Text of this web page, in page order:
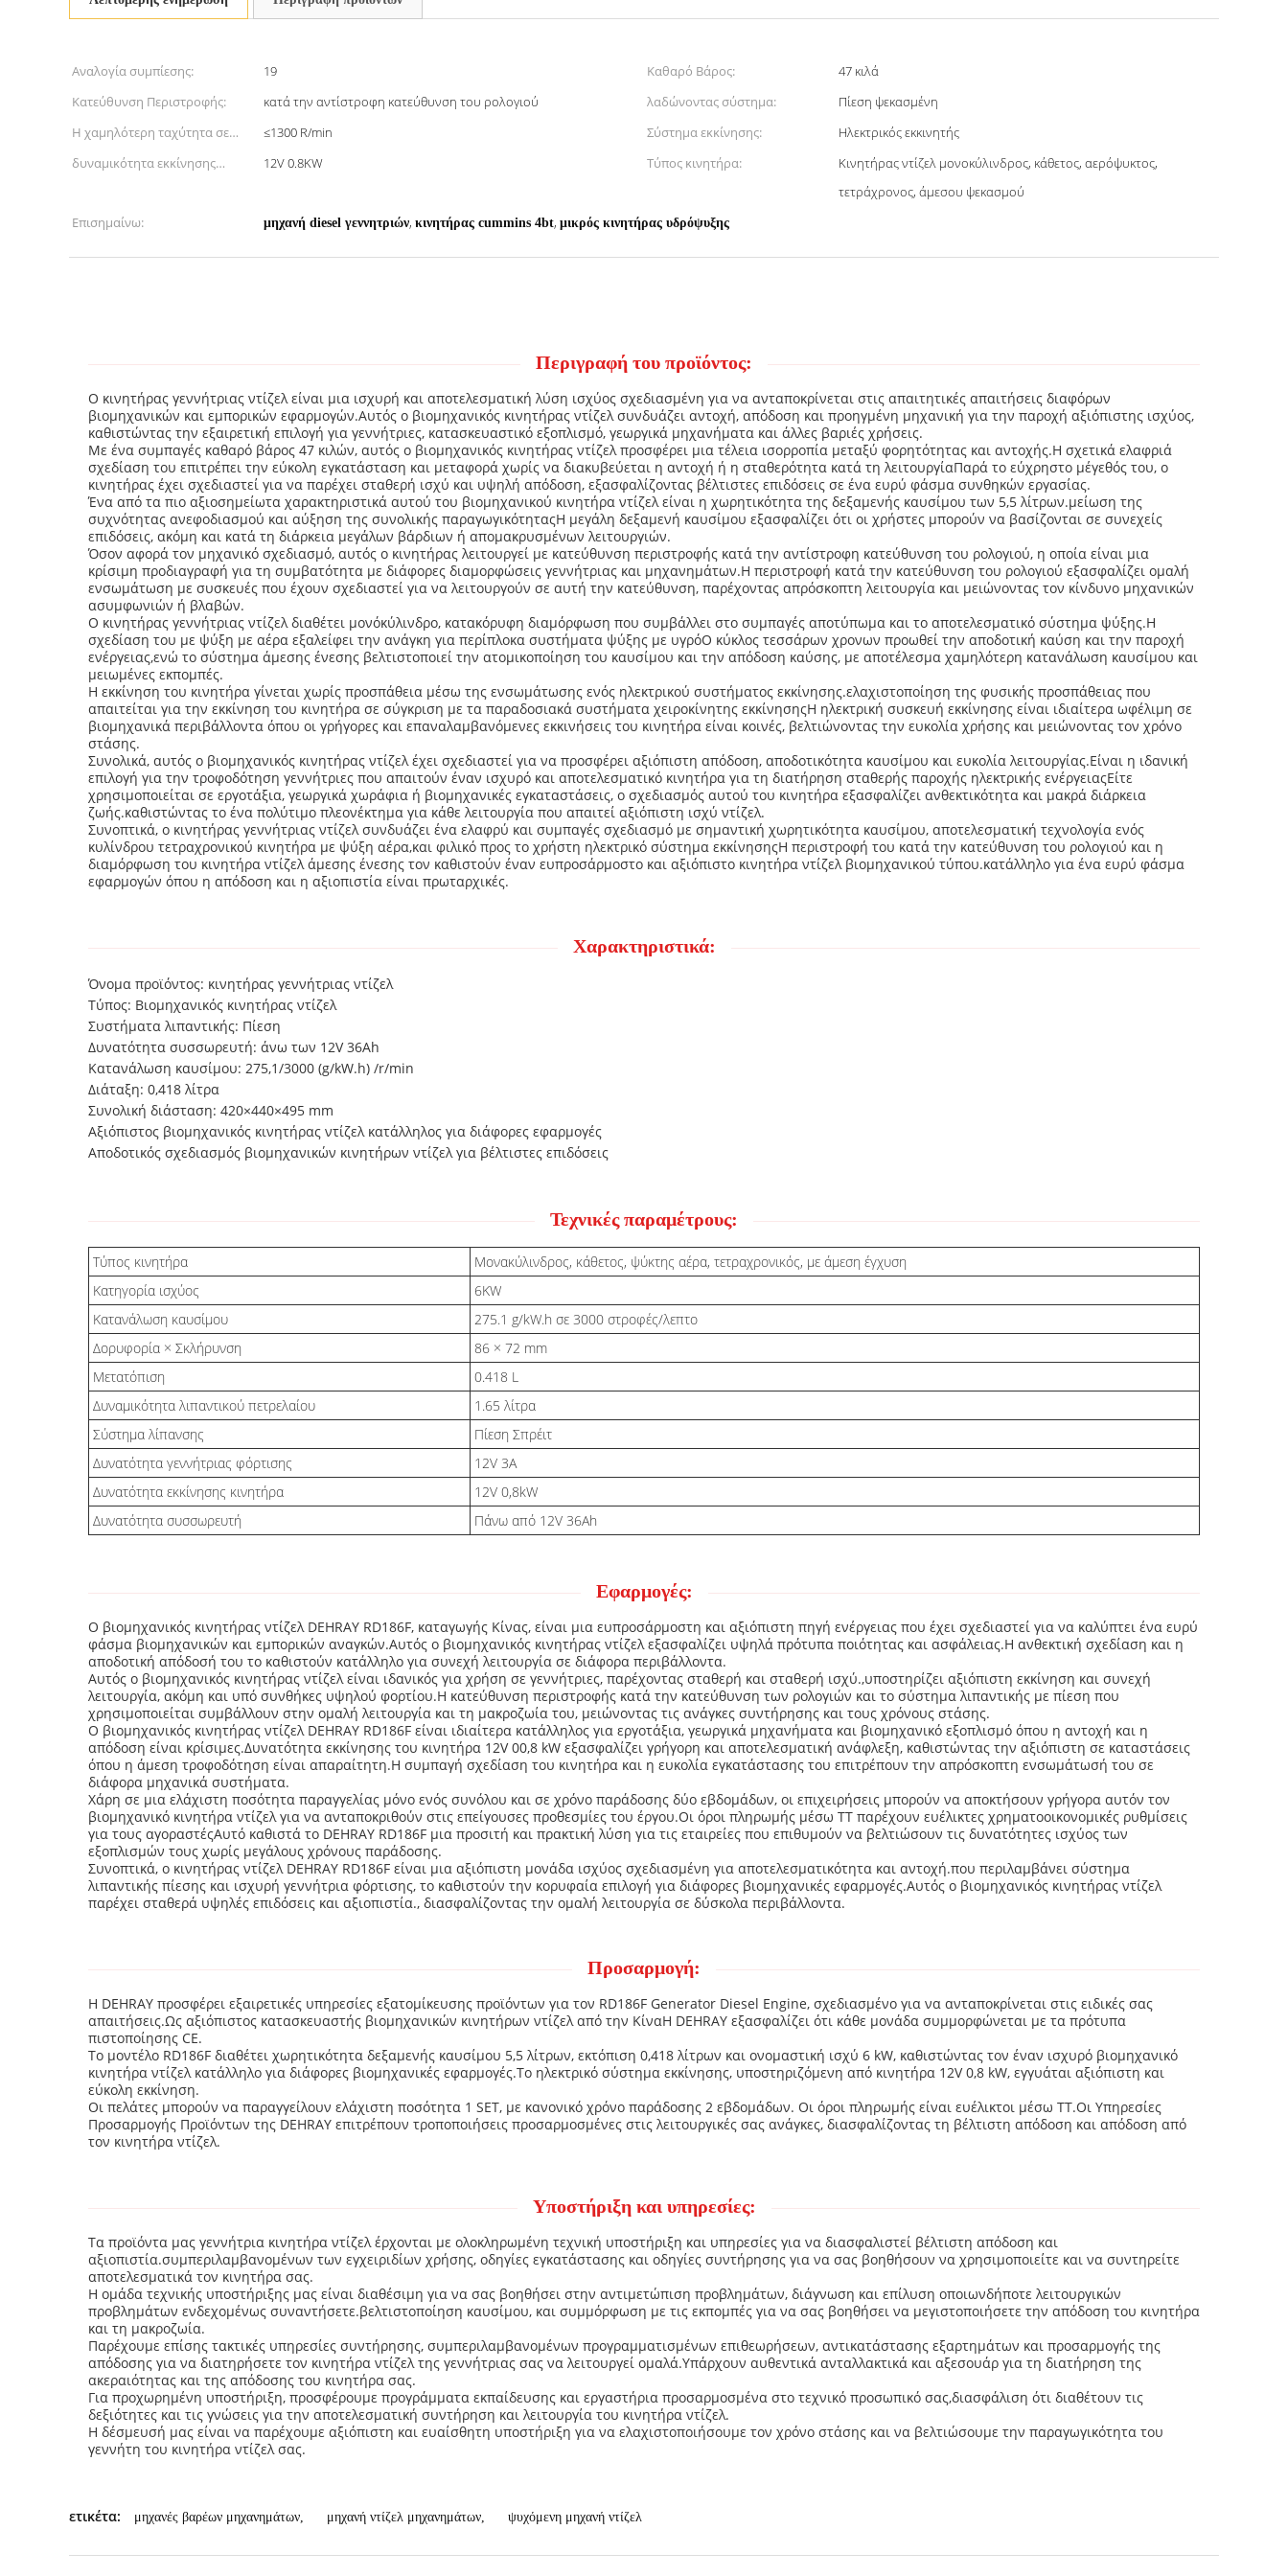
Αναλογία συμπίεσης: 19 Καθαρό Βάρος:
47 κιλά
Κατεύθυνση Περιστροφής:
κατά την αντίστροφη κατεύθυνση του ρολογιού λαδώνοντας σύστημα:
Πίεση ψεκασμένη
Η χαμηλότερη ταχύτητα σε
μηδενικό φορτίο:
≤1300 R/min Σύστημα εκκίνησης:
Ηλεκτρικός εκκινητής
δυναμικότητα εκκίνησης
12V 0.8KW Τύπος κινητήρα:
Κινητήρας ντίζελ μονοκύλινδρος, κάθετος, αερόψυκτος,
τετράχρονος, άμεσου ψεκασμού
Επισημαίνω:
μηχανή diesel γεννητριών, κινητήρας cummins 4bt, μικρός κινητήρας υδρόψυξης
Περιγραφή του προϊόντος:
Ο κινητήρας γεννήτριας ντίζελ είναι μια ισχυρή και αποτελεσματική λύση ισχύος σχεδιασμένη για να ανταποκρίνεται στις απαιτητικές απαιτήσεις διαφόρων
βιομηχανικών και εμπορικών εφαρμογών.Αυτός ο βιομηχανικός κινητήρας ντίζελ συνδυάζει αντοχή, απόδοση και προηγμένη μηχανική για την παροχή αξιόπιστης ισχύος,
καθιστώντας την εξαιρετική επιλογή για γεννήτριες, κατασκευαστικό εξοπλισμό, γεωργικά μηχανήματα και άλλες βαριές χρήσεις.
Με ένα συμπαγές καθαρό βάρος 47 κιλών, αυτός ο βιομηχανικός κινητήρας ντίζελ προσφέρει μια τέλεια ισορροπία μεταξύ φορητότητας και αντοχής.Η σχετικά ελαφριά
σχεδίαση του επιτρέπει την εύκολη εγκατάσταση και μεταφορά χωρίς να διακυβεύεται η αντοχή ή η σταθερότητα κατά τη λειτουργίαΠαρά το εύχρηστο μέγεθός του, ο
κινητήρας έχει σχεδιαστεί για να παρέχει σταθερή ισχύ και υψηλή απόδοση, εξασφαλίζοντας βέλτιστες επιδόσεις σε ένα ευρύ φάσμα συνθηκών εργασίας.
Ένα από τα πιο αξιοσημείωτα χαρακτηριστικά αυτού του βιομηχανικού κινητήρα ντίζελ είναι η χωρητικότητα της δεξαμενής καυσίμου των 5,5 λίτρων.μείωση της
συχνότητας ανεφοδιασμού και αύξηση της συνολικής παραγωγικότηταςΗ μεγάλη δεξαμενή καυσίμου εξασφαλίζει ότι οι χρήστες μπορούν να βασίζονται σε συνεχείς
επιδόσεις, ακόμη και κατά τη διάρκεια μεγάλων βάρδιων ή απομακρυσμένων λειτουργιών.
Όσον αφορά τον μηχανικό σχεδιασμό, αυτός ο κινητήρας λειτουργεί με κατεύθυνση περιστροφής κατά την αντίστροφη κατεύθυνση του ρολογιού, η οποία είναι μια
κρίσιμη προδιαγραφή για τη συμβατότητα με διάφορες διαμορφώσεις γεννήτριας και μηχανημάτων.Η περιστροφή κατά την κατεύθυνση του ρολογιού εξασφαλίζει ομαλή
ενσωμάτωση με συσκευές που έχουν σχεδιαστεί για να λειτουργούν σε αυτή την κατεύθυνση, παρέχοντας απρόσκοπτη λειτουργία και μειώνοντας τον κίνδυνο μηχανικών
ασυμφωνιών ή βλαβών.
Ο κινητήρας γεννήτριας ντίζελ διαθέτει μονόκύλινδρο, κατακόρυφη διαμόρφωση που συμβάλλει στο συμπαγές αποτύπωμα και το αποτελεσματικό σύστημα ψύξης.Η
σχεδίαση του με ψύξη με αέρα εξαλείφει την ανάγκη για περίπλοκα συστήματα ψύξης με υγρόΟ κύκλος τεσσάρων χρονων προωθεί την αποδοτική καύση και την παροχή
ενέργειας,ενώ το σύστημα άμεσης ένεσης βελτιστοποιεί την ατομικοποίηση του καυσίμου και την απόδοση καύσης, με αποτέλεσμα χαμηλότερη κατανάλωση καυσίμου και
μειωμένες εκπομπές.
Η εκκίνηση του κινητήρα γίνεται χωρίς προσπάθεια μέσω της ενσωμάτωσης ενός ηλεκτρικού συστήματος εκκίνησης.ελαχιστοποίηση της φυσικής προσπάθειας που
απαιτείται για την εκκίνηση του κινητήρα σε σύγκριση με τα παραδοσιακά συστήματα χειροκίνητης εκκίνησηςΗ ηλεκτρική συσκευή εκκίνησης είναι ιδιαίτερα ωφέλιμη σε
βιομηχανικά περιβάλλοντα όπου οι γρήγορες και επαναλαμβανόμενες εκκινήσεις του κινητήρα είναι κοινές, βελτιώνοντας την ευκολία χρήσης και μειώνοντας τον χρόνο
στάσης.
Συνολικά, αυτός ο βιομηχανικός κινητήρας ντίζελ έχει σχεδιαστεί για να προσφέρει αξιόπιστη απόδοση, αποδοτικότητα καυσίμου και ευκολία λειτουργίας.Είναι η ιδανική
επιλογή για την τροφοδότηση γεννήτριες που απαιτούν έναν ισχυρό και αποτελεσματικό κινητήρα για τη διατήρηση σταθερής παροχής ηλεκτρικής ενέργειαςΕίτε
χρησιμοποιείται σε εργοτάξια, γεωργικά χωράφια ή βιομηχανικές εγκαταστάσεις, ο σχεδιασμός αυτού του κινητήρα εξασφαλίζει ανθεκτικότητα και μακρά διάρκεια
ζωής.καθιστώντας το ένα πολύτιμο πλεονέκτημα για κάθε λειτουργία που απαιτεί αξιόπιστη ισχύ ντίζελ.
Συνοπτικά, ο κινητήρας γεννήτριας ντίζελ συνδυάζει ένα ελαφρύ και συμπαγές σχεδιασμό με σημαντική χωρητικότητα καυσίμου, αποτελεσματική τεχνολογία ενός
κυλίνδρου τετραχρονικού κινητήρα με ψύξη αέρα,και φιλικό προς το χρήστη ηλεκτρικό σύστημα εκκίνησηςΗ περιστροφή του κατά την κατεύθυνση του ρολογιού και η
διαμόρφωση του κινητήρα ντίζελ άμεσης ένεσης τον καθιστούν έναν ευπροσάρμοστο και αξιόπιστο κινητήρα ντίζελ βιομηχανικού τύπου.κατάλληλο για ένα ευρύ φάσμα
εφαρμογών όπου η απόδοση και η αξιοπιστία είναι πρωταρχικές.
Χαρακτηριστικά:
Όνομα προϊόντος: κινητήρας γεννήτριας ντίζελ
Τύπος: Βιομηχανικός κινητήρας ντίζελ
Συστήματα λιπαντικής: Πίεση
Δυνατότητα συσσωρευτή: άνω των 12V 36Ah
Κατανάλωση καυσίμου: 275,1/3000 (g/kW.h) /r/min
Διάταξη: 0,418 λίτρα
Συνολική διάσταση: 420×440×495 mm
Αξιόπιστος βιομηχανικός κινητήρας ντίζελ κατάλληλος για διάφορες εφαρμογές
Αποδοτικός σχεδιασμός βιομηχανικών κινητήρων ντίζελ για βέλτιστες επιδόσεις
Τεχνικές παραμέτρους:
Τύπος κινητήρα
Μονακύλινδρος, κάθετος, ψύκτης αέρα, τετραχρονικός, με άμεση έγχυση
Κατηγορία ισχύος
6KW
Κατανάλωση καυσίμου
275.1 g/kW.h σε 3000 στροφές/λεπτο
Δορυφορία × Σκλήρυνση
86 × 72 mm
Μετατόπιση
0.418 L
Δυναμικότητα λιπαντικού πετρελαίου
1.65 λίτρα
Σύστημα λίπανσης
Πίεση Σπρέιτ
Δυνατότητα γεννήτριας φόρτισης
12V 3A
Δυνατότητα εκκίνησης κινητήρα
12V 0,8kW
Δυνατότητα συσσωρευτή
Πάνω από 12V 36Ah
Εφαρμογές:
Ο βιομηχανικός κινητήρας ντίζελ DEHRAY RD186F, καταγωγής Κίνας, είναι μια ευπροσάρμοστη και αξιόπιστη πηγή ενέργειας που έχει σχεδιαστεί για να καλύπτει ένα ευρύ
φάσμα βιομηχανικών και εμπορικών αναγκών.Αυτός ο βιομηχανικός κινητήρας ντίζελ εξασφαλίζει υψηλά πρότυπα ποιότητας και ασφάλειας.Η ανθεκτική σχεδίαση και η
αποδοτική απόδοσή του το καθιστούν κατάλληλο για συνεχή λειτουργία σε διάφορα περιβάλλοντα.
Αυτός ο βιομηχανικός κινητήρας ντίζελ είναι ιδανικός για χρήση σε γεννήτριες, παρέχοντας σταθερή και σταθερή ισχύ.,υποστηρίζει αξιόπιστη εκκίνηση και συνεχή
λειτουργία, ακόμη και υπό συνθήκες υψηλού φορτίου.Η κατεύθυνση περιστροφής κατά την κατεύθυνση των ρολογιών και το σύστημα λιπαντικής με πίεση που
χρησιμοποιείται συμβάλλουν στην ομαλή λειτουργία και τη μακροζωία του, μειώνοντας τις ανάγκες συντήρησης και τους χρόνους στάσης.
Ο βιομηχανικός κινητήρας ντίζελ DEHRAY RD186F είναι ιδιαίτερα κατάλληλος για εργοτάξια, γεωργικά μηχανήματα και βιομηχανικό εξοπλισμό όπου η αντοχή και η
απόδοση είναι κρίσιμες.Δυνατότητα εκκίνησης του κινητήρα 12V 00,8 kW εξασφαλίζει γρήγορη και αποτελεσματική ανάφλεξη, καθιστώντας την αξιόπιστη σε καταστάσεις
όπου η άμεση τροφοδότηση είναι απαραίτητη.Η συμπαγή σχεδίαση του κινητήρα και η ευκολία εγκατάστασης του επιτρέπουν την απρόσκοπτη ενσωμάτωσή του σε
διάφορα μηχανικά συστήματα.
Χάρη σε μια ελάχιστη ποσότητα παραγγελίας μόνο ενός συνόλου και σε χρόνο παράδοσης δύο εβδομάδων, οι επιχειρήσεις μπορούν να αποκτήσουν γρήγορα αυτόν τον
βιομηχανικό κινητήρα ντίζελ για να ανταποκριθούν στις επείγουσες προθεσμίες του έργου.Οι όροι πληρωμής μέσω TT παρέχουν ευέλικτες χρηματοοικονομικές ρυθμίσεις
για τους αγοραστέςΑυτό καθιστά το DEHRAY RD186F μια προσιτή και πρακτική λύση για τις εταιρείες που επιθυμούν να βελτιώσουν τις δυνατότητες ισχύος των
εξοπλισμών τους χωρίς μεγάλους χρόνους παράδοσης.
Συνοπτικά, ο κινητήρας ντίζελ DEHRAY RD186F είναι μια αξιόπιστη μονάδα ισχύος σχεδιασμένη για αποτελεσματικότητα και αντοχή.που περιλαμβάνει σύστημα
λιπαντικής πίεσης και ισχυρή γεννήτρια φόρτισης, το καθιστούν την κορυφαία επιλογή για διάφορες βιομηχανικές εφαρμογές.Αυτός ο βιομηχανικός κινητήρας ντίζελ
παρέχει σταθερά υψηλές επιδόσεις και αξιοπιστία., διασφαλίζοντας την ομαλή λειτουργία σε δύσκολα περιβάλλοντα.
Προσαρμογή:
Η DEHRAY προσφέρει εξαιρετικές υπηρεσίες εξατομίκευσης προϊόντων για τον RD186F Generator Diesel Engine, σχεδιασμένο για να ανταποκρίνεται στις ειδικές σας
απαιτήσεις.Ως αξιόπιστος κατασκευαστής βιομηχανικών κινητήρων ντίζελ από την ΚίναΗ DEHRAY εξασφαλίζει ότι κάθε μονάδα συμμορφώνεται με τα πρότυπα
πιστοποίησης CE.
Το μοντέλο RD186F διαθέτει χωρητικότητα δεξαμενής καυσίμου 5,5 λίτρων, εκτόπιση 0,418 λίτρων και ονομαστική ισχύ 6 kW, καθιστώντας τον έναν ισχυρό βιομηχανικό
κινητήρα ντίζελ κατάλληλο για διάφορες βιομηχανικές εφαρμογές.Το ηλεκτρικό σύστημα εκκίνησης, υποστηριζόμενη από κινητήρα 12V 0,8 kW, εγγυάται αξιόπιστη και
εύκολη εκκίνηση.
Οι πελάτες μπορούν να παραγγείλουν ελάχιστη ποσότητα 1 SET, με κανονικό χρόνο παράδοσης 2 εβδομάδων. Οι όροι πληρωμής είναι ευέλικτοι μέσω TT.Οι Υπηρεσίες
Προσαρμογής Προϊόντων της DEHRAY επιτρέπουν τροποποιήσεις προσαρμοσμένες στις λειτουργικές σας ανάγκες, διασφαλίζοντας τη βέλτιστη απόδοση και απόδοση από
τον κινητήρα ντίζελ.
Υποστήριξη και υπηρεσίες:
Τα προϊόντα μας γεννήτρια κινητήρα ντίζελ έρχονται με ολοκληρωμένη τεχνική υποστήριξη και υπηρεσίες για να διασφαλιστεί βέλτιστη απόδοση και
αξιοπιστία.συμπεριλαμβανομένων των εγχειριδίων χρήσης, οδηγίες εγκατάστασης και οδηγίες συντήρησης για να σας βοηθήσουν να χρησιμοποιείτε και να συντηρείτε
αποτελεσματικά τον κινητήρα σας.
Η ομάδα τεχνικής υποστήριξης μας είναι διαθέσιμη για να σας βοηθήσει στην αντιμετώπιση προβλημάτων, διάγνωση και επίλυση οποιωνδήποτε λειτουργικών
προβλημάτων ενδεχομένως συναντήσετε.βελτιστοποίηση καυσίμου, και συμμόρφωση με τις εκπομπές για να σας βοηθήσει να μεγιστοποιήσετε την απόδοση του κινητήρα
και τη μακροζωία.
Παρέχουμε επίσης τακτικές υπηρεσίες συντήρησης, συμπεριλαμβανομένων προγραμματισμένων επιθεωρήσεων, αντικατάστασης εξαρτημάτων και προσαρμογής της
απόδοσης για να διατηρήσετε τον κινητήρα ντίζελ της γεννήτριας σας να λειτουργεί ομαλά.Υπάρχουν αυθεντικά ανταλλακτικά και αξεσουάρ για τη διατήρηση της
ακεραιότητας και της απόδοσης του κινητήρα σας.
Για προχωρημένη υποστήριξη, προσφέρουμε προγράμματα εκπαίδευσης και εργαστήρια προσαρμοσμένα στο τεχνικό προσωπικό σας,διασφάλιση ότι διαθέτουν τις
δεξιότητες και τις γνώσεις για την αποτελεσματική συντήρηση και λειτουργία του κινητήρα ντίζελ.
Η δέσμευσή μας είναι να παρέχουμε αξιόπιστη και ευαίσθητη υποστήριξη για να ελαχιστοποιήσουμε τον χρόνο στάσης και να βελτιώσουμε την παραγωγικότητα του
γεννήτη του κινητήρα ντίζελ σας.
ετικέτα: μηχανές βαρέων μηχανημάτων, μηχανή ντίζελ μηχανημάτων, ψυχόμενη μηχανή ντίζελ